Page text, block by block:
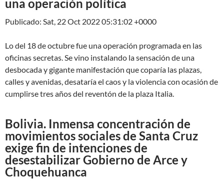
una operación política
Publicado: Sat, 22 Oct 2022 05:31:02 +0000
Lo del 18 de octubre fue una operación programada en las
oficinas secretas. Se vino instalando la sensación de una
desbocada y gigante manifestación que coparía las plazas,
calles y avenidas, desataría el caos y la violencia con ocasión de
cumplirse tres años del reventón de la plaza Italia.
Bolivia. Inmensa concentración de
movimientos sociales de Santa Cruz
exige fin de intenciones de
desestabilizar Gobierno de Arce y
Choquehuanca